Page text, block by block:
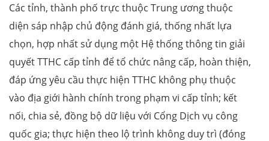
Các tỉnh, thành phố trực thuộc Trung ương thuộc
diện sáp nhập chủ động đánh giá, thống nhất lựa
chọn, hợp nhất sử dụng một Hệ thống thông tin giải
quyết TTHC cấp tỉnh để tổ chức nâng cấp, hoàn thiện,
đáp ứng yêu cầu thực hiện TTHC không phụ thuộc
vào địa giới hành chính trong phạm vi cấp tỉnh; kết
nối, chia sẻ, đồng bộ dữ liệu với Cổng Dịch vụ công
quốc gia; thực hiện theo lộ trình không duy trì (đóng